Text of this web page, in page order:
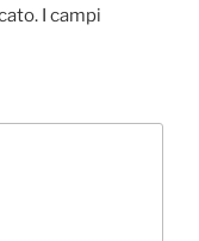
I campi